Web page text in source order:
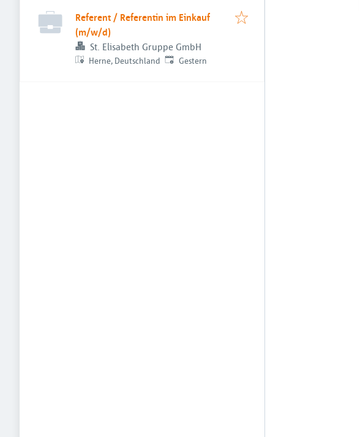
Referent / Referentin im Einkauf
(m/w/d)
St. Elisabeth Gruppe GmbH
Herne, Deutschland Veröffentlicht
Gestern